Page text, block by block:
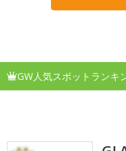
GW人気スポットランキ